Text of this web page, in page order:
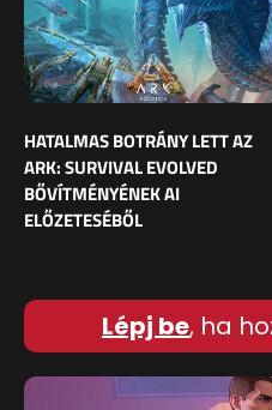
HATALMAS BOTRÁNY LETT AZ
ARK: SURVIVAL EVOLVED
BŐVÍTMÉNYÉNEK AI
ELŐZETESÉBŐL
Lépj be, ha